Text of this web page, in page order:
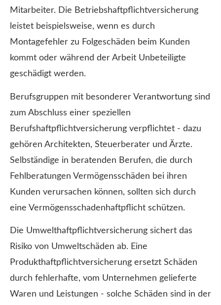
Mitarbeiter. Die Betriebshaftpflichtversicherung
leistet beispielsweise, wenn es durch
Montagefehler zu Folgeschäden beim Kunden
kommt oder während der Arbeit Unbeteiligte
geschädigt werden.
Berufsgruppen mit besonderer Verantwortung sind
zum Abschluss einer speziellen
Berufshaftpflichtversicherung verpflichtet - dazu
gehören Architekten, Steuerberater und Ärzte.
Selbständige in beratenden Berufen, die durch
Fehlberatungen Vermögensschäden bei ihren
Kunden verursachen können, sollten sich durch
eine Vermögensschadenhaftpflicht schützen.
Die Umwelthaftpflichtversicherung sichert das
Risiko von Umweltschäden ab. Eine
Produkthaftpflichtversicherung ersetzt Schäden
durch fehlerhafte, vom Unternehmen gelieferte
Waren und Leistungen - solche Schäden sind in der